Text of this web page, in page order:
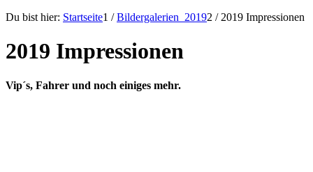
Du bist hier: Startseite1 / Bildergalerien_20192 / 2019 Impressionen
2019 Impressionen
Vip´s, Fahrer und noch einiges mehr.